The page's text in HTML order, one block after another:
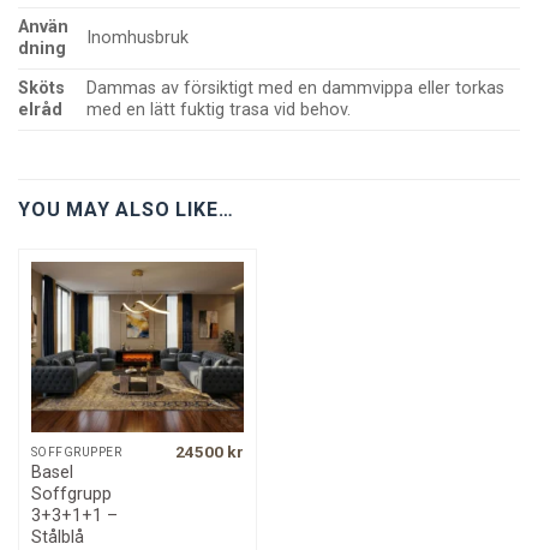
Använ
dning
Inomhusbruk
Sköts
elråd
Dammas av försiktigt med en dammvippa eller torkas
med en lätt fuktig trasa vid behov.
YOU MAY ALSO LIKE…
SOFFGRUPPER
Basel
Soffgrupp
3+3+1+1 –
Stålblå
24500 kr